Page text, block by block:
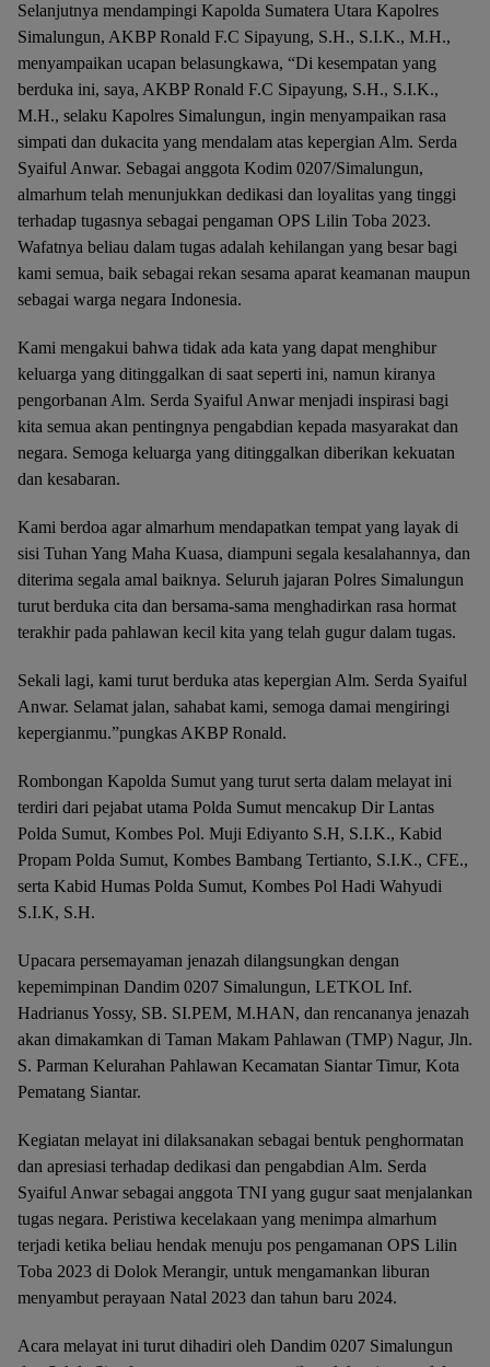
Selanjutnya mendampingi Kapolda Sumatera Utara Kapolres
Simalungun, AKBP Ronald F.C Sipayung, S.H., S.I.K., M.H.,
menyampaikan ucapan belasungkawa, “Di kesempatan yang
berduka ini, saya, AKBP Ronald F.C Sipayung, S.H., S.I.K.,
M.H., selaku Kapolres Simalungun, ingin menyampaikan rasa
simpati dan dukacita yang mendalam atas kepergian Alm. Serda
Syaiful Anwar. Sebagai anggota Kodim 0207/Simalungun,
almarhum telah menunjukkan dedikasi dan loyalitas yang tinggi
terhadap tugasnya sebagai pengaman OPS Lilin Toba 2023.
Wafatnya beliau dalam tugas adalah kehilangan yang besar bagi
kami semua, baik sebagai rekan sesama aparat keamanan maupun
sebagai warga negara Indonesia.
Kami mengakui bahwa tidak ada kata yang dapat menghibur
keluarga yang ditinggalkan di saat seperti ini, namun kiranya
pengorbanan Alm. Serda Syaiful Anwar menjadi inspirasi bagi
kita semua akan pentingnya pengabdian kepada masyarakat dan
negara. Semoga keluarga yang ditinggalkan diberikan kekuatan
dan kesabaran.
Kami berdoa agar almarhum mendapatkan tempat yang layak di
sisi Tuhan Yang Maha Kuasa, diampuni segala kesalahannya, dan
diterima segala amal baiknya. Seluruh jajaran Polres Simalungun
turut berduka cita dan bersama-sama menghadirkan rasa hormat
terakhir pada pahlawan kecil kita yang telah gugur dalam tugas.
Sekali lagi, kami turut berduka atas kepergian Alm. Serda Syaiful
Anwar. Selamat jalan, sahabat kami, semoga damai mengiringi
kepergianmu.”pungkas AKBP Ronald.
Rombongan Kapolda Sumut yang turut serta dalam melayat ini
terdiri dari pejabat utama Polda Sumut mencakup Dir Lantas
Polda Sumut, Kombes Pol. Muji Ediyanto S.H, S.I.K., Kabid
Propam Polda Sumut, Kombes Bambang Tertianto, S.I.K., CFE.,
serta Kabid Humas Polda Sumut, Kombes Pol Hadi Wahyudi
S.I.K, S.H.
Upacara persemayaman jenazah dilangsungkan dengan
kepemimpinan Dandim 0207 Simalungun, LETKOL Inf.
Hadrianus Yossy, SB. SI.PEM, M.HAN, dan rencananya jenazah
akan dimakamkan di Taman Makam Pahlawan (TMP) Nagur, Jln.
S. Parman Kelurahan Pahlawan Kecamatan Siantar Timur, Kota
Pematang Siantar.
Kegiatan melayat ini dilaksanakan sebagai bentuk penghormatan
dan apresiasi terhadap dedikasi dan pengabdian Alm. Serda
Syaiful Anwar sebagai anggota TNI yang gugur saat menjalankan
tugas negara. Peristiwa kecelakaan yang menimpa almarhum
terjadi ketika beliau hendak menuju pos pengamanan OPS Lilin
Toba 2023 di Dolok Merangir, untuk mengamankan liburan
menyambut perayaan Natal 2023 dan tahun baru 2024.
Acara melayat ini turut dihadiri oleh Dandim 0207 Simalungun